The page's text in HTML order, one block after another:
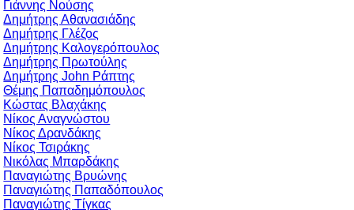
Γιάννης Νούσης
Δημήτρης Αθανασιάδης
Δημήτρης Γλέζος
Δημήτρης Καλογερόπουλος
Δημήτρης Πρωτούλης
Δημήτρης John Ράπτης
Θέμης Παπαδημόπουλος
Κώστας Βλαχάκης
Νίκος Αναγνώστου
Νίκος Δρανδάκης
Νίκος Τσιράκης
Νικόλας Μπαρδάκης
Παναγιώτης Βρυώνης
Παναγιώτης Παπαδόπουλος
Παναγιώτης Τίγκας